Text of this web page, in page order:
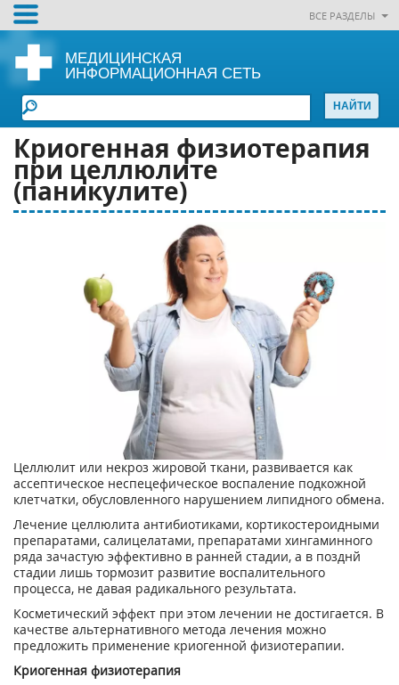
ВСЕ РАЗДЕЛЫ
МЕДИЦИНСКАЯ
ИНФОРМАЦИОННАЯ СЕТЬ
Криогенная физиотерапия
при целлюлите
(паникулите)
Целлюлит или некроз жировой ткани, развивается как
ассептическое неспецефическое воспаление подкожной
клетчатки, обусловленного нарушением липидного обмена.
Лечение целлюлита антибиотиками, кортикостероидными
препаратами, салицелатами, препаратами хингаминного
ряда зачастую эффективно в ранней стадии, а в позднй
стадии лишь тормозит развитие воспалительного
процесса, не давая радикального результата.
Косметический эффект при этом лечении не достигается. В
качестве альтернативного метода лечения можно
предложить применение криогенной физиотерапии.
Криогенная физиотерапия